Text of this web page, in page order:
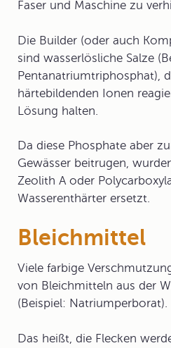
Faser und Maschine zu
Die Builder (oder auch
sind wasserlösliche Salze
Pentanatriumtriphosphat),
härtebildenden Ionen
Lösung halten.
Da diese Phosphate aber
Gewässer beitrugen,
Zeolith A oder
Wasserenthärter ersetzt.
Bleichmittel
Viele farbige
von Bleichmitteln aus der
(Beispiel: Natriumperborat).
Das heißt, die Flecken